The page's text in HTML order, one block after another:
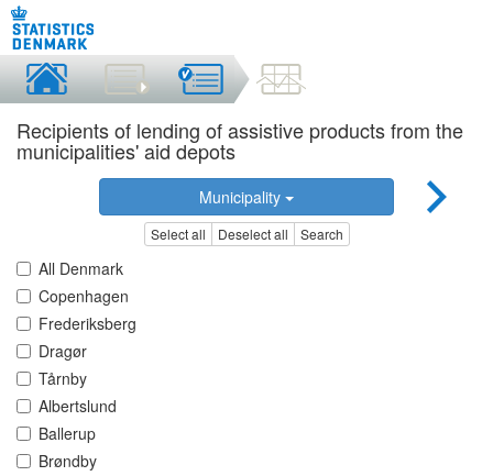
Recipients of lending of assistive products from the
municipalities' aid depots
Municipality
Select all Deselect all Search
All Denmark
Copenhagen
Frederiksberg
Dragør
Tårnby
Albertslund
Ballerup
Brøndby